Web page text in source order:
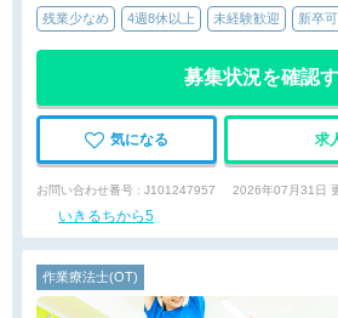
残業少なめ 4週8休以上 未経験歓迎 新卒可
募集状況を確認
気になる 求
お問い合わせ番号 : J101247957 2026年07月31日
いきるちから5
作業療法士(OT)